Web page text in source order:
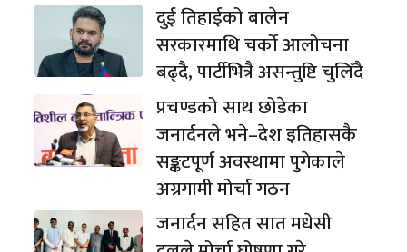
दुई तिहाईको बालेन
सरकारमाथि चर्को आलोचना
बढ्दै, पार्टीभित्रै असन्तुष्टि चुलिँदै
प्रचण्डको साथ छोडेका
जनार्दनले भने–देश इतिहासकै
सङ्कटपूर्ण अवस्थामा पुगेकाले
अग्रगामी मोर्चा गठन
जनार्दन सहित सात मधेसी